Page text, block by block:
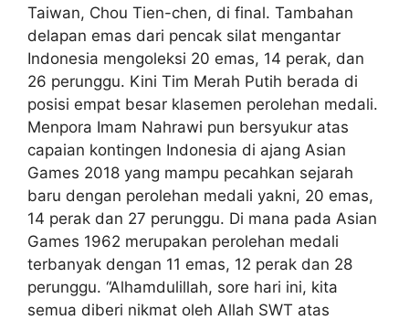
Taiwan, Chou Tien-chen, di final. Tambahan
delapan emas dari pencak silat mengantar
Indonesia mengoleksi 20 emas, 14 perak, dan
26 perunggu. Kini Tim Merah Putih berada di
posisi empat besar klasemen perolehan medali.
Menpora Imam Nahrawi pun bersyukur atas
capaian kontingen Indonesia di ajang Asian
Games 2018 yang mampu pecahkan sejarah
baru dengan perolehan medali yakni, 20 emas,
14 perak dan 27 perunggu. Di mana pada Asian
Games 1962 merupakan perolehan medali
terbanyak dengan 11 emas, 12 perak dan 28
perunggu. “Alhamdulillah, sore hari ini, kita
semua diberi nikmat oleh Allah SWT atas